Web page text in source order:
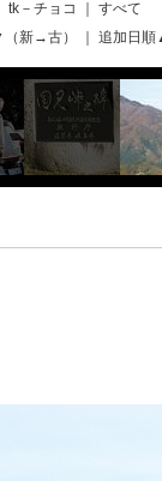
tk－チョコ
すべて
新→古） 追加日順